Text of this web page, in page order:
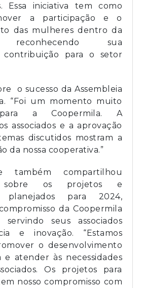
Essa iniciativa tem como
a participação e o
das mulheres dentro da
reconhecendo sua
contribuição para o setor
o sucesso da Assembleia
“Foi um momento muito
a Coopermila. A
associados e a aprovação
discutidos mostram a
da nossa cooperativa.”
também compartilhou
sobre os projetos e
planejados para 2024,
da Coopermila
seus associados
e inovação. “Estamos
o desenvolvimento
e atender às necessidades
Os projetos para
nosso compromisso com